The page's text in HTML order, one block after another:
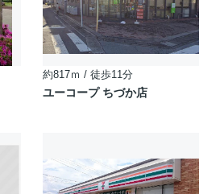
約817ｍ / 徒歩11分
ユーコープ ちづか店